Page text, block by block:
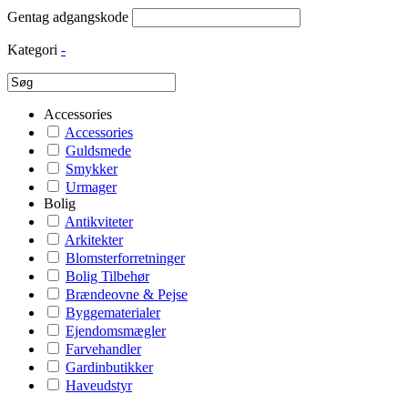
Gentag adgangskode
Kategori -
Accessories
Accessories
Guldsmede
Smykker
Urmager
Bolig
Antikviteter
Arkitekter
Blomsterforretninger
Bolig Tilbehør
Brændeovne & Pejse
Byggematerialer
Ejendomsmægler
Farvehandler
Gardinbutikker
Haveudstyr